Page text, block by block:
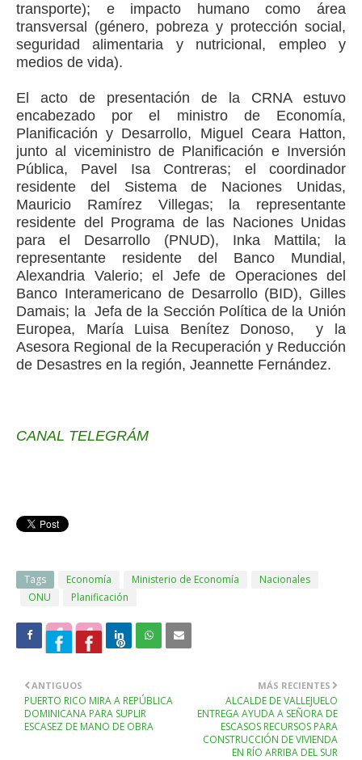
transporte); e impacto humano como área
transversal (género, pobreza y protección social,
seguridad alimentaria y nutricional, empleo y
medios de vida).
El acto de presentación de la CRNA estuvo
encabezado por el ministro de Economía,
Planificación y Desarrollo, Miguel Ceara Hatton,
junto al viceministro de Planificación e Inversión
Pública, Pavel Isa Contreras; el coordinador
residente del Sistema de Naciones Unidas,
Mauricio Ramírez Villegas; la representante
residente del Programa de las Naciones Unidas
para el Desarrollo (PNUD), Inka Mattila; la
representante residente del Banco Mundial,
Alexandria Valerio; el Jefe de Operaciones del
Banco Interamericano de Desarrollo (BID), Gilles
Damais; la Jefa de la Sección Política de la Unión
Europea, María Luisa Benítez Donoso, y la
Asesora Regional de la Recuperación y Reducción
de Desastres en la región, Jeannette Fernández.
CANAL TELEGRÁM
Tags Economía Ministerio de Economía
Nacionales
ONU
Planificación
MÁS RECIENTES
ALCALDE DE VALLEJUELO
ENTREGA AYUDA A SEÑORA DE
ESCASOS RECURSOS PARA
CONSTRUCCIÓN DE VIVIENDA
EN RÍO ARRIBA DEL SUR
ANTIGUOS
PUERTO RICO MIRA A REPÚBLICA
DOMINICANA PARA SUPLIR
ESCASEZ DE MANO DE OBRA